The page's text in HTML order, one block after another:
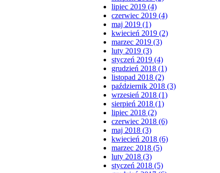
lipiec 2019 (4)
czerwiec 2019 (4)
maj 2019 (1)
kwiecień 2019 (2)
marzec 2019 (3)
luty 2019 (3)
styczeń 2019 (4)
grudzień 2018 (1)
listopad 2018 (2)
październik 2018 (3)
wrzesień 2018 (1)
sierpień 2018 (1)
lipiec 2018 (2)
czerwiec 2018 (6)
maj 2018 (3)
kwiecień 2018 (6)
marzec 2018 (5)
luty 2018 (3)
styczeń 2018 (5)